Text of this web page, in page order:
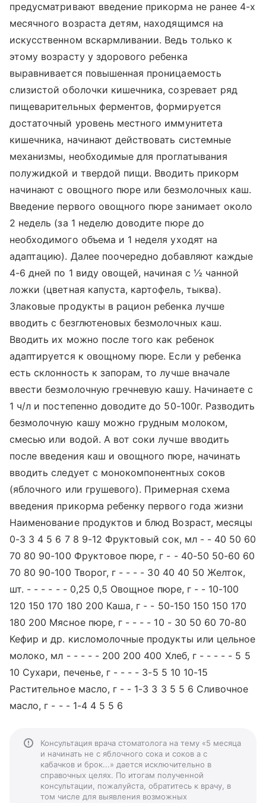
предусматривают введение прикорма не ранее 4-х
месячного возраста детям, находящимся на
искусственном вскармливании. Ведь только к
этому возрасту у здорового ребенка
выравнивается повышенная проницаемость
слизистой оболочки кишечника, созревает ряд
пищеварительных ферментов, формируется
достаточный уровень местного иммунитета
кишечника, начинают действовать системные
механизмы, необходимые для проглатывания
полужидкой и твердой пищи. Вводить прикорм
начинают с овощного пюре или безмолочных каш.
Введение первого овощного пюре занимает около
2 недель (за 1 неделю доводите пюре до
необходимого объема и 1 неделя уходят на
адаптацию). Далее поочередно добавляют каждые
4-6 дней по 1 виду овощей, начиная с ½ чанной
ложки (цветная капуста, картофель, тыква).
Злаковые продукты в рацион ребенка лучше
вводить с безглютеновых безмолочных каш.
Вводить их можно после того как ребенок
адаптируется к овощному пюре. Если у ребенка
есть склонность к запорам, то лучше вначале
ввести безмолочную гречневую кашу. Начинаете с
1 ч/л и постепенно доводите до 50-100г. Разводить
безмолочную кашу можно грудным молоком,
смесью или водой. А вот соки лучше вводить
после введения каш и овощного пюре, начинать
вводить следует с монокомпонентных соков
(яблочного или грушевого). Примерная схема
введения прикорма ребенку первого года жизни
Наименование продуктов и блюд Возраст, месяцы
0-3 3 4 5 6 7 8 9-12 Фруктовый сок, мл - - 40 50 60
70 80 90-100 Фруктовое пюре, г - - 40-50 50-60 60
70 80 90-100 Творог, г - - - - 30 40 40 50 Желток,
шт. - - - - - - 0,25 0,5 Овощное пюре, г - - 10-100
120 150 170 180 200 Каша, г - - 50-150 150 150 170
180 200 Мясное пюре, г - - - - 10 - 30 50 60 70-80
Кефир и др. кисломолочные продукты или цельное
молоко, мл - - - - - 200 200 400 Хлеб, г - - - - - 5 5
10 Сухари, печенье, г - - - - 3-5 5 10 10-15
Растительное масло, г - - 1-3 3 3 5 5 6 Сливочное
масло, г - - - 1-4 4 5 5 6
Консультация врача стоматолога на тему «5 месяца
и начинать не с яблочного сока и соков а с
кабачков и брок...» дается исключительно в
справочных целях. По итогам полученной
консультации, пожалуйста, обратитесь к врачу, в
том числе для выявления возможных